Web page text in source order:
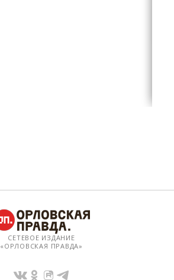
СЕТЕВОЕ ИЗДАНИЕ
«ОРЛОВСКАЯ ПРАВДА»